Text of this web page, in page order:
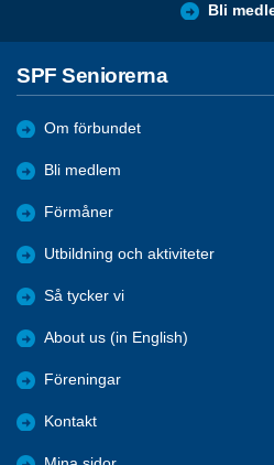
Bli
SPF Seniorerna
Om förbundet
Bli medlem
Förmåner
Utbildning och aktiviteter
Så tycker vi
About us (in English)
Föreningar
Kontakt